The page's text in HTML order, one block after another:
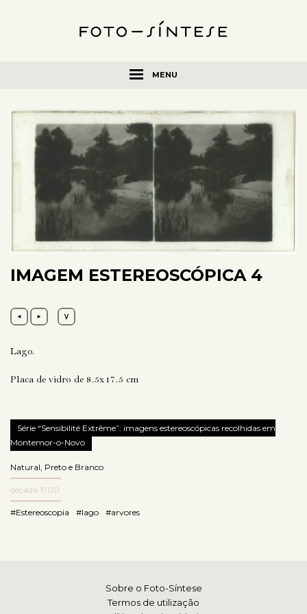
MENU
IMAGEM ESTEREOSCÓPICA 4
Lago.
Placa de vidro de 8.5x17.5 cm
Série “Sensibilité Extrême”: imagens estereoscópicas recolhidas em
Montemor-o-Novo
Natural, Preto e Branco
década 1900
#Estereoscopia #lago #arvores
Sobre o Foto-Síntese
Termos de utilização